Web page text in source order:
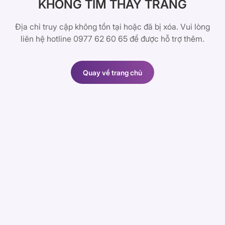
KHÔNG TÌM THẤY TRANG
Địa chỉ truy cập không tồn tại hoặc đã bị xóa. Vui lòng
liên hệ hotline 0977 62 60 65 để được hỗ trợ thêm.
Quay về trang chủ
Quay về trang chủ